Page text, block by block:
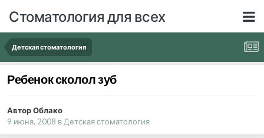
Стоматология для всех
Детская стоматология
Ребенок сколол зуб
Автор Облако
9 июня, 2008 вДетская стоматология